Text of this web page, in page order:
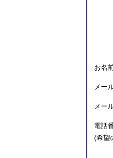
お名
メー
メー
電話
(希望